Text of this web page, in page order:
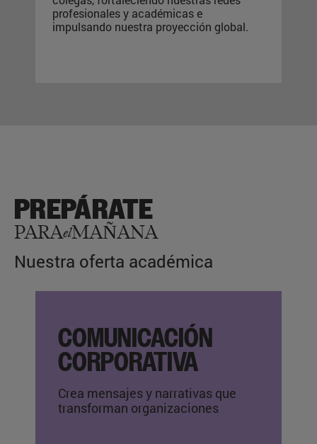
profesionales y académicas e
impulsando nuestra proyección global.
PREPÁRATE
PARAelMAÑANA
Nuestra oferta académica
COMUNICACIÓN
CORPORATIVA
Crea mensajes y narrativas que
transforman organizaciones